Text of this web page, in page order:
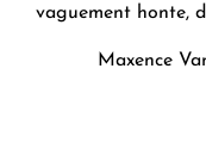
vaguement honte,
Maxence